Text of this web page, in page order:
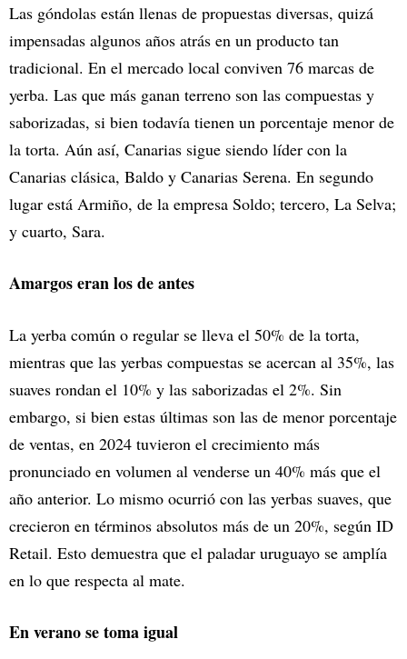
Las góndolas están llenas de propuestas diversas, quizá
impensadas algunos años atrás en un producto tan
tradicional. En el mercado local conviven 76 marcas de
yerba. Las que más ganan terreno son las compuestas y
saborizadas, si bien todavía tienen un porcentaje menor de
la torta. Aún así, Canarias sigue siendo líder con la
Canarias clásica, Baldo y Canarias Serena. En segundo
lugar está Armiño, de la empresa Soldo; tercero, La Selva;
y cuarto, Sara.
Amargos eran los de antes
La yerba común o regular se lleva el 50% de la torta,
mientras que las yerbas compuestas se acercan al 35%, las
suaves rondan el 10% y las saborizadas el 2%. Sin
embargo, si bien estas últimas son las de menor porcentaje
de ventas, en 2024 tuvieron el crecimiento más
pronunciado en volumen al venderse un 40% más que el
año anterior. Lo mismo ocurrió con las yerbas suaves, que
crecieron en términos absolutos más de un 20%, según ID
Retail. Esto demuestra que el paladar uruguayo se amplía
en lo que respecta al mate.
En verano se toma igual